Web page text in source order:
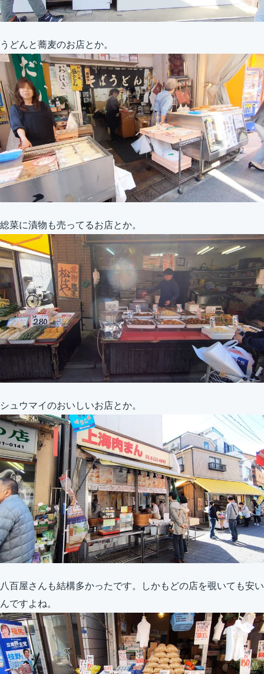
うどんと蕎麦のお店とか。
総菜に漬物も売ってるお店とか。
シュウマイのおいしいお店とか。
八百屋さんも結構多かったです。しかもどの店を覗いても安い
んですよね。